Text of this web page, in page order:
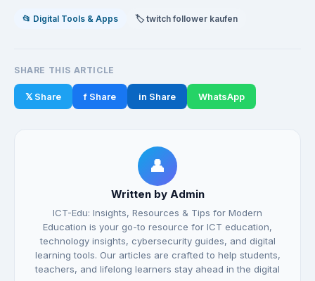
📂 Digital Tools & Apps 🏷️ twitch follower kaufen
SHARE THIS ARTICLE
𝕏 Share f Share in Share WhatsApp
👤
Written by Admin
ICT-Edu: Insights, Resources & Tips for Modern
Education is your go-to resource for ICT education,
technology insights, cybersecurity guides, and digital
learning tools. Our articles are crafted to help students,
teachers, and lifelong learners stay ahead in the digital